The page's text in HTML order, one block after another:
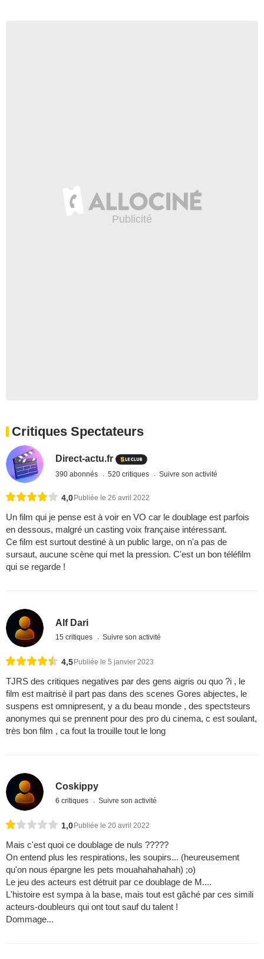
Critiques Spectateurs
Direct-actu.fr
390 abonnés 520 critiques Suivre son activité
4,0 Publiée le 26 avril 2022
Un film qui je pense est à voir en VO car le doublage est parfois
en dessous, malgré un casting voix française intéressant.
Ce film est surtout destiné à un public large, on n'a pas de
sursaut, aucune scène qui met la pression. C'est un bon téléfilm
qui se regarde !
Alf Dari
15 critiques Suivre son activité
4,5Publiée le 5 janvier 2023
TJRS des critiques negatives par des gens aigris ou quo ?i , le
film est maitrisè il part pas dans des scenes Gores abjectes, le
suspens est omnipresent, y a du beau monde , des spectsteurs
anonymes qui se prennent pour des pro du cinema, c est soulant,
très bon film , ca fout la trouille tout le long
Coskippy
6 critiques Suivre son activité
1,0Publiée le 20 avril 2022
Mais c'est quoi ce doublage de nuls ?????
On entend plus les respirations, les soupirs... (heureusement
qu'on nous épargne les pets mouahahahahah) ;o)
Le jeu des acteurs est détruit par ce doublage de M....
L'histoire est sympa à la base, mais tout est gâché par ces simili
acteurs-doubleurs qui ont tout sauf du talent !
Dommage...